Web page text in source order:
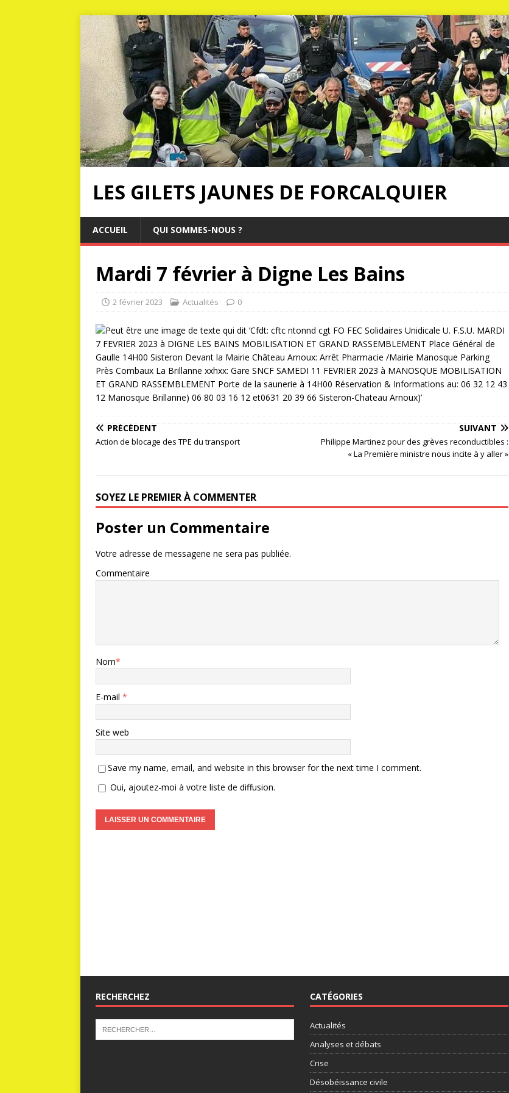
LES GILETS JAUNES DE FORCALQUIER
ACCUEIL QUI SOMMES-NOUS ?
Mardi 7 février à Digne Les Bains
2 février 2023 Actualités 0
PRÉCÉDENT
Action de blocage des TPE du transport
SUIVANT
Philippe Martinez pour des grèves reconductibles :
« La Première ministre nous incite à y aller »
SOYEZ LE PREMIER À COMMENTER
Poster un Commentaire
Votre adresse de messagerie ne sera pas publiée.
Commentaire
Nom*
E-mail *
Site web
Save my name, email, and website in this browser for the next time I comment.
Oui, ajoutez-moi à votre liste de diffusion.
RECHERCHEZ CATÉGORIES
Actualités
Analyses et débats
Crise
Désobéissance civile